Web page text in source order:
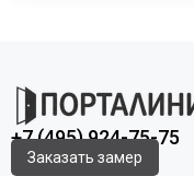
+7 (495) 924-75-75
Заказать замер